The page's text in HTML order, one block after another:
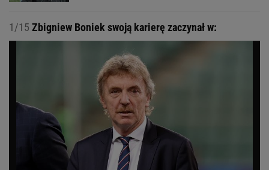
1/15 Zbigniew Boniek swoją karierę zaczynał w: